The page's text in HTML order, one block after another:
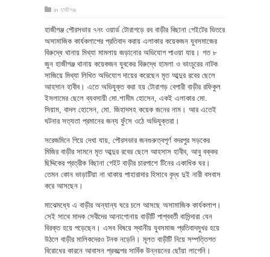
in হাজীগঞ্জ
হাজীগঞ্জ পৌরসভার ৭নং ওয়ার্ড টোরাগড়ে রব বাড়ীর বিছানা গেইটের ভিতরে
অসামাজিক কার্যকলাপের প্রতিবাদ করায় এলাকার কয়েকজন যুবসমাজের
বিরুদ্ধে থানায় মিথ্যা মামলায় জড়ানোর অভিযোগ পাওয়া যায়। গত ৮
জুন হাজীগঞ্জ থানায় কয়েকজন যুবকের বিরুদ্ধে হামলা ও ভাংচুরের নাটক
সাজিয়ে মিথ্যা লিখিত অভিযোগ দায়ের করেছেন মৃত আব্দুর রবের ছেলে
আহসান হাবীব। এতে অভিযুক্ত করা হয় টোরাগড় বেপারী বাড়ীর রফিকুল
ইসলামের ছেলে ব্যবসায়ী মো.শামীম হোসেন, একই এলাকার মো.
সিয়াম, বাদল হোসেন, মো. জিহাদসহ কয়েক জনের নাম। আর এতেই
ঘটনার সত্যতা প্রমানের জন্য ফুঁসে ওঠে অভিযুক্তরা।
সরেজমিনে গিয়ে দেখা যায়, পৌরসভার জনগুরুত্বপূর্ণ বদরপুর সড়কের
মিজির বাড়ীর সামনে মৃত আব্দুর রবের ছেলে আহসাস হাবীব, আবু বক্কর
ছিদ্দিকের প্রত্রীক বিছানা গেইট বাড়ীর চারপাশে টিনের একাধিক ঘর।
তেমন কোন ভাড়াটিয়া না থাকায় পাহারাদার হিসাবে বৃদ্ধ দুই নারী বসবাস
করে আসছেন।
মাঝেমধ্যে এ বাড়ীর অন্যান্য ঘরে চলে আসছে অসামাজিক কার্যকলাপ।
সেই সাথে মাদক সেবীদের আনাগোনায় বাড়ীটি পাশ্ববর্তী বাসিন্দারা যেন
বিরক্ত হয়ে পড়েছেন। এসব বিষয়ে স্থানীয় যুবসমাজ প্রতিবাদমুখর হয়ে
উঠলে বাড়ীর মালিকদেরও টনক নড়েনি। মূলত বাড়ীটি নিয়ে সম্পত্তিগত
বিরোধের কারনে আবাসন প্রকল্পের সার্বিক উন্নয়নের ছোঁয়া লাগেনি।